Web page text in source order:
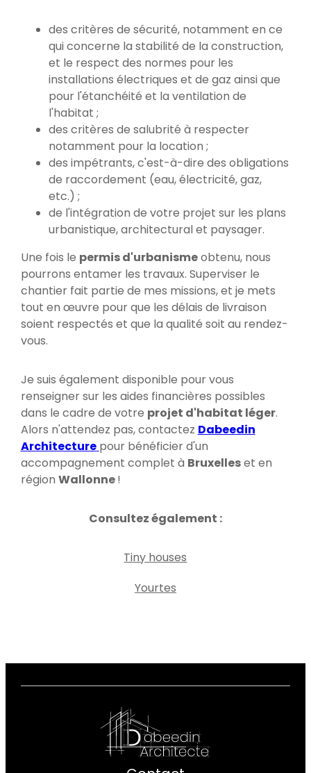
des critères de sécurité, notamment en ce
qui concerne la stabilité de la construction,
et le respect des normes pour les
installations électriques et de gaz ainsi que
pour l'étanchéité et la ventilation de
l'habitat ;
des critères de salubrité à respecter
notamment pour la location ;
des impétrants, c'est-à-dire des obligations
de raccordement (eau, électricité, gaz,
etc.) ;
de l'intégration de votre projet sur les plans
urbanistique, architectural et paysager.
Une fois le permis d'urbanismeobtenu, nous
pourrons entamer les travaux. Superviser le
chantier fait partie de mes missions, et je mets
tout en œuvre pour que les délais de livraison
soient respectés et que la qualité soit au rendez-
vous.
Je suis également disponible pour vous
renseigner sur les aides financières possibles
dans le cadre de votre projet d'habitat léger.
Alors n'attendez pas, contactez Dabeedin
Architecture pour bénéficier d'un
accompagnement complet à Bruxelleset en
région Wallonne!
Consultez également :
Tiny houses
Yourtes